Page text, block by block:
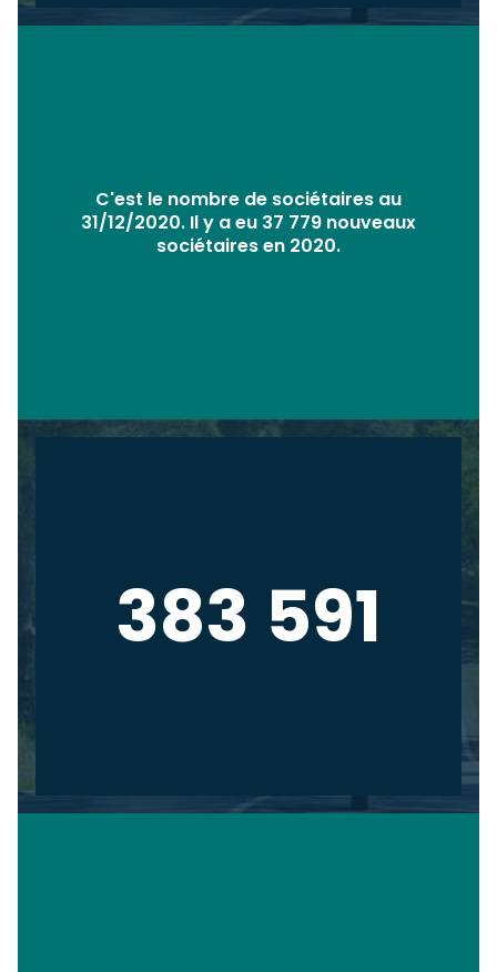
C'est le nombre de sociétaires au
31/12/2020. Il y a eu 37 779 nouveaux
sociétaires en 2020.
383 591